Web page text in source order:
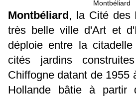
Montbéliard
Montbéliard, la Cité des
très belle ville d'Art et
déploie entre la
cités jardins
Chiffogne datant de 1955
Hollande bâtie à